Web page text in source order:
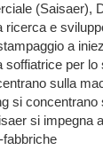
(Saisaer),
ricerca e
a
soffiatrice per lo
sulla
si concentrano
si impegna
fabbriche